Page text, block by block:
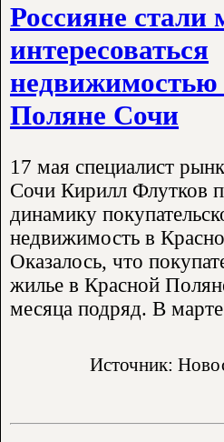
Россияне стали
интересоваться
недвижимостью
Поляне Сочи
17 мая специалист
Сочи Кирилл Флутков
динамику
недвижимость в
Оказалось, что
жилье в Красной
месяца подряд. В
Источник: